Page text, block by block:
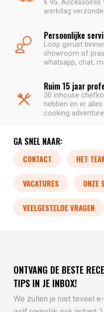
€ 95. Accessoires
werkdag
Persoonlijke
Loop gerust
showroom of
whatsapp, chat,
Ruim 15 jaar
30 inhouse
hebben en er
cooking
GA SNEL NAAR:
CONTACT HET
VACATURES ONZE
VEELGESTELDE VRAGEN
ONTVANG DE BESTE
TIPS IN JE INBOX!
We zullen je niet teveel